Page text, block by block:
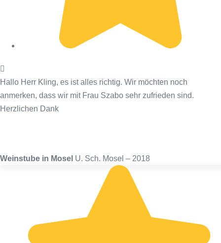
Hallo Herr Kling, es ist alles richtig. Wir möchten noch
anmerken, dass wir mit Frau Szabo sehr zufrieden sind.
Herzlichen Dank
Weinstube in Mosel U. Sch. Mosel – 2018